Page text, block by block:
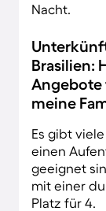
Nacht.
Brasilien:
Angebote
meine
Es gibt
einen
geeignet
mit einer
Platz für 4.